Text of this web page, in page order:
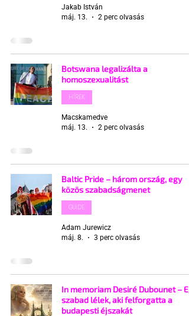
Jakab István
máj. 13.
2 perc olvasás
Botswana legalizálta a
homoszexualitást
HÍREK
Macskamedve
máj. 13.
2 perc olvasás
Baltic Pride – három ország, egy
közös szabadságmenet
GUIDE
Adam Jurewicz
máj. 8.
3 perc olvasás
In memoriam Desiré Dubounet –
szabad lélek, aki felforgatta a
budapesti éjszakát